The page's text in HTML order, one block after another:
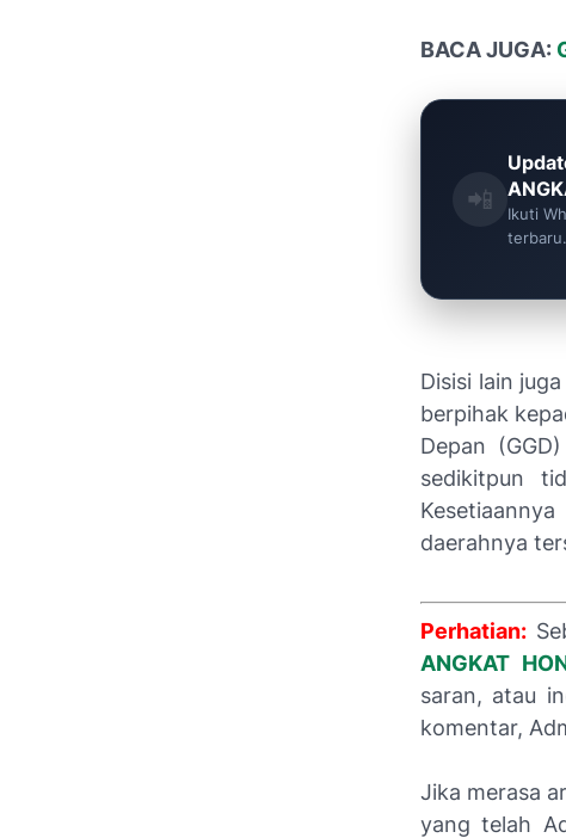
BACA JUGA:
📲
Ikuti
terbaru.
Disisi lain
berpihak
Depan
sedikitpun
daerahnya
Perhatian:
ANGKAT
saran, atau
komentar,
Jika merasa
yang telah